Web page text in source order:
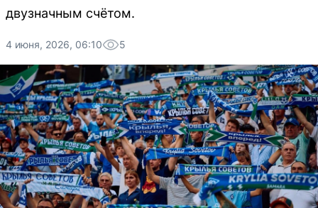
двузначным счётом.
4 июня, 2026, 06:10 5